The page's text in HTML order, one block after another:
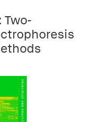
Two-